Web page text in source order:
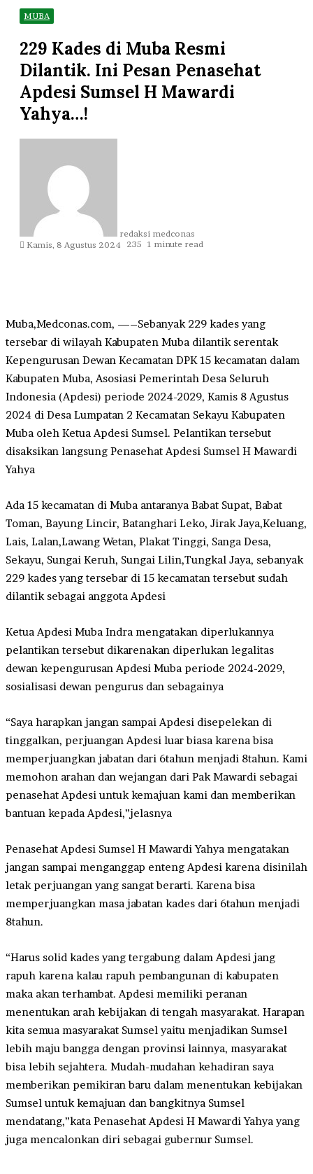
MUBA
229 Kades di Muba Resmi
Dilantik. Ini Pesan Penasehat
Apdesi Sumsel H Mawardi
Yahya…!
redaksi medconas
Kamis, 8 Agustus 2024 235 1 minute read
Muba,Medconas.com, —–Sebanyak 229 kades yang
tersebar di wilayah Kabupaten Muba dilantik serentak
Kepengurusan Dewan Kecamatan DPK 15 kecamatan dalam
Kabupaten Muba, Asosiasi Pemerintah Desa Seluruh
Indonesia (Apdesi) periode 2024-2029, Kamis 8 Agustus
2024 di Desa Lumpatan 2 Kecamatan Sekayu Kabupaten
Muba oleh Ketua Apdesi Sumsel. Pelantikan tersebut
disaksikan langsung Penasehat Apdesi Sumsel H Mawardi
Yahya
Ada 15 kecamatan di Muba antaranya Babat Supat, Babat
Toman, Bayung Lincir, Batanghari Leko, Jirak Jaya,Keluang,
Lais, Lalan,Lawang Wetan, Plakat Tinggi, Sanga Desa,
Sekayu, Sungai Keruh, Sungai Lilin,Tungkal Jaya, sebanyak
229 kades yang tersebar di 15 kecamatan tersebut sudah
dilantik sebagai anggota Apdesi
Ketua Apdesi Muba Indra mengatakan diperlukannya
pelantikan tersebut dikarenakan diperlukan legalitas
dewan kepengurusan Apdesi Muba periode 2024-2029,
sosialisasi dewan pengurus dan sebagainya
“Saya harapkan jangan sampai Apdesi disepelekan di
tinggalkan, perjuangan Apdesi luar biasa karena bisa
memperjuangkan jabatan dari 6tahun menjadi 8tahun. Kami
memohon arahan dan wejangan dari Pak Mawardi sebagai
penasehat Apdesi untuk kemajuan kami dan memberikan
bantuan kepada Apdesi,”jelasnya
Penasehat Apdesi Sumsel H Mawardi Yahya mengatakan
jangan sampai menganggap enteng Apdesi karena disinilah
letak perjuangan yang sangat berarti. Karena bisa
memperjuangkan masa jabatan kades dari 6tahun menjadi
8tahun.
“Harus solid kades yang tergabung dalam Apdesi jang
rapuh karena kalau rapuh pembangunan di kabupaten
maka akan terhambat. Apdesi memiliki peranan
menentukan arah kebijakan di tengah masyarakat. Harapan
kita semua masyarakat Sumsel yaitu menjadikan Sumsel
lebih maju bangga dengan provinsi lainnya, masyarakat
bisa lebih sejahtera. Mudah-mudahan kehadiran saya
memberikan pemikiran baru dalam menentukan kebijakan
Sumsel untuk kemajuan dan bangkitnya Sumsel
mendatang,”kata Penasehat Apdesi H Mawardi Yahya yang
juga mencalonkan diri sebagai gubernur Sumsel.